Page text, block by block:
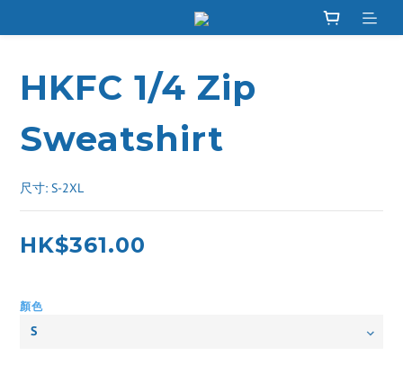
HKFC 1/4 Zip
Sweatshirt
尺寸: S-2XL
HK$361.00
顏色